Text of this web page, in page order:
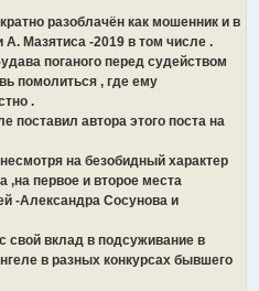
разоблачён как мошенник и в
А. Мазятиса -2019 в том числе .
поганого перед судейством
помолиться , где ему
.
поставил автора этого поста на
на безобидный характер
,на первое и второе места
-Александра Сосунова и
свой вклад в подсуживание в
в разных конкурсах бывшего